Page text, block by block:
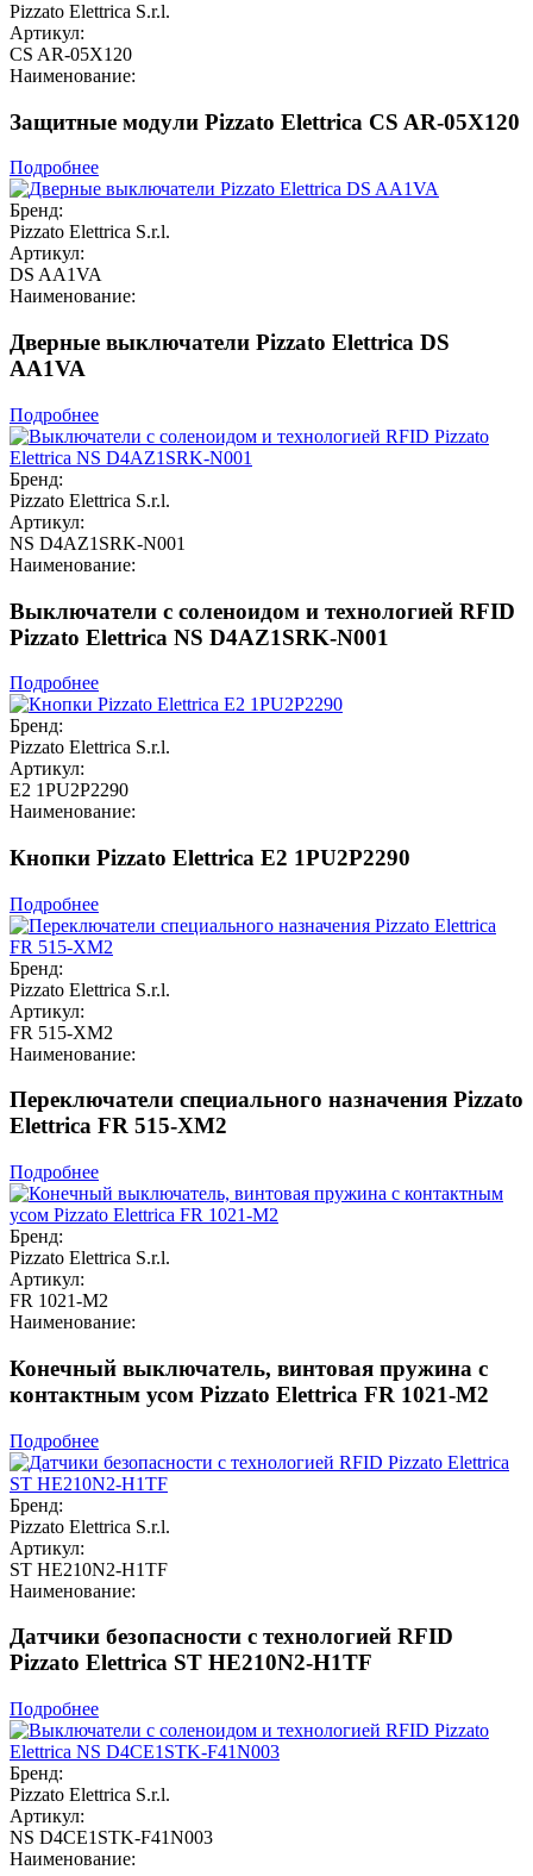
Pizzato Elettrica S.r.l.
Артикул:
CS AR-05X120
Наименование:
Защитные модули Pizzato Elettrica CS AR-05X120
Подробнее
Бренд:
Pizzato Elettrica S.r.l.
Артикул:
DS AA1VA
Наименование:
Дверные выключатели Pizzato Elettrica DS
AA1VA
Подробнее
Бренд:
Pizzato Elettrica S.r.l.
Артикул:
NS D4AZ1SRK-N001
Наименование:
Выключатели с соленоидом и технологией RFID
Pizzato Elettrica NS D4AZ1SRK-N001
Подробнее
Бренд:
Pizzato Elettrica S.r.l.
Артикул:
E2 1PU2P2290
Наименование:
Кнопки Pizzato Elettrica E2 1PU2P2290
Подробнее
Бренд:
Pizzato Elettrica S.r.l.
Артикул:
FR 515-XM2
Наименование:
Переключатели специального назначения Pizzato
Elettrica FR 515-XM2
Подробнее
Бренд:
Pizzato Elettrica S.r.l.
Артикул:
FR 1021-M2
Наименование:
Конечный выключатель, винтовая пружина с
контактным усом Pizzato Elettrica FR 1021-M2
Подробнее
Бренд:
Pizzato Elettrica S.r.l.
Артикул:
ST HE210N2-H1TF
Наименование:
Датчики безопасности с технологией RFID
Pizzato Elettrica ST HE210N2-H1TF
Подробнее
Бренд:
Pizzato Elettrica S.r.l.
Артикул:
NS D4CE1STK-F41N003
Наименование: